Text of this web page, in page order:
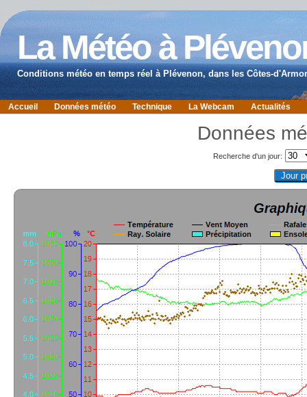
La Météo à
Conditions météo en temps réel à Plévenon, dans les Côtes-
Accueil Données météo Technique La Webcam Actualités
Données
Recherche d'un jour: